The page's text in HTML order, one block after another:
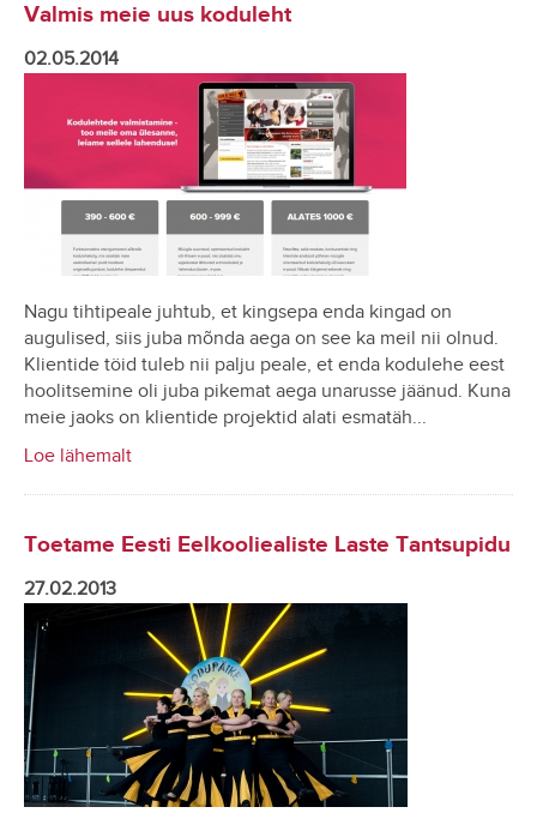
Valmis meie uus koduleht
02.05.2014
Nagu tihtipeale juhtub, et kingsepa enda kingad on
augulised, siis juba mõnda aega on see ka meil nii olnud.
Klientide töid tuleb nii palju peale, et enda kodulehe eest
hoolitsemine oli juba pikemat aega unarusse jäänud. Kuna
meie jaoks on klientide projektid alati esmatäh...
Loe lähemalt
Toetame Eesti Eelkooliealiste Laste Tantsupidu
27.02.2013